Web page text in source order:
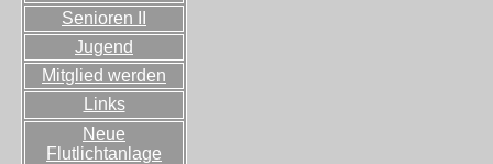
Senioren II
Jugend
Mitglied werden
Links
Neue
Flutlichtanlage